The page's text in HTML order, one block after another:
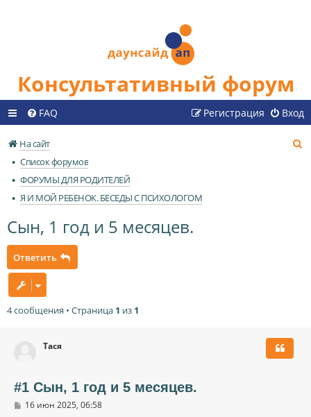
Консультативный форум
FAQ Вход
Регистрация
На сайт
Список форумов
ФОРУМЫ ДЛЯ РОДИТЕЛЕЙ
Я И МОЙ РЕБЕНОК. БЕСЕДЫ С ПСИХОЛОГОМ
Сын, 1 год и 5 месяцев.
Ответить
4 сообщения • Страница 1 из 1
Тася
#1 Сын, 1 год и 5 месяцев.
С16 июн 2025, 06:58